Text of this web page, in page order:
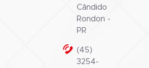
Cândido
Rondon -
PR
(45)
3254-